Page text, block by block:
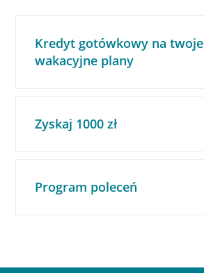
Kredyt gotówkowy na twoje
wakacyjne plany
Zyskaj 1000 zł
Program poleceń